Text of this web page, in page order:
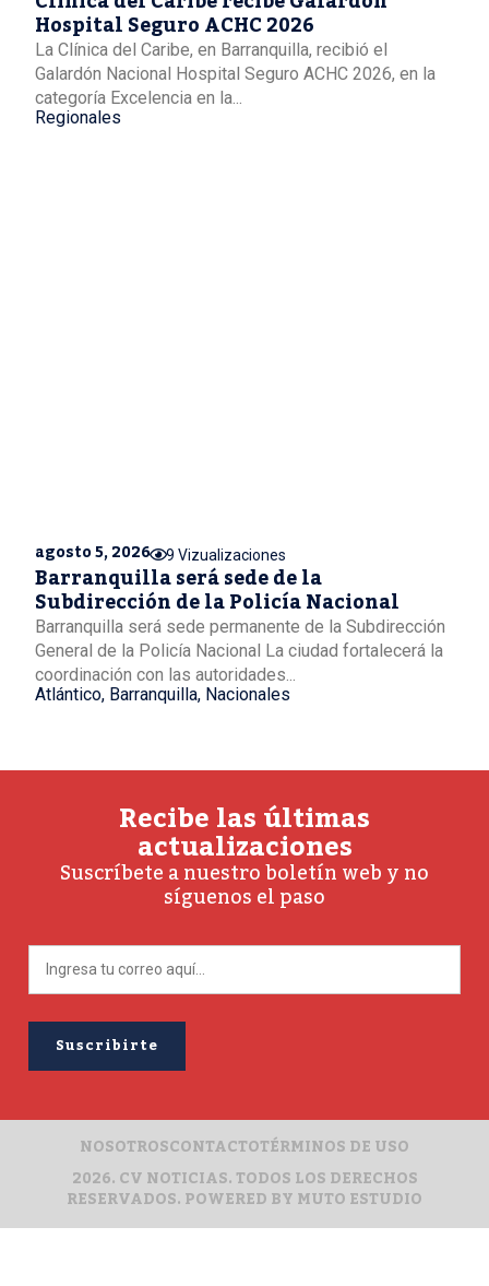
Hospital Seguro ACHC 2026
La Clínica del Caribe, en Barranquilla, recibió el
Galardón Nacional Hospital Seguro ACHC 2026, en la
categoría Excelencia en la...
Regionales
agosto 5, 2026 9 Vizualizaciones
Barranquilla será sede de la
Subdirección de la Policía Nacional
Barranquilla será sede permanente de la Subdirección
General de la Policía Nacional La ciudad fortalecerá la
coordinación con las autoridades...
Atlántico, Barranquilla, Nacionales
Recibe las últimas
actualizaciones
Suscríbete a nuestro boletín web y no
síguenos el paso
2026. CV NOTICIAS. TODOS LOS DERECHOS
RESERVADOS. POWERED BYMUTO ESTUDIO
NOSOTROSCONTACTOTÉRMINOS DE USO